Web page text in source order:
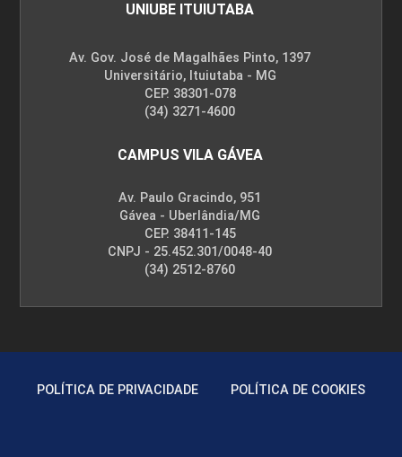
UNIUBE ITUIUTABA
Av. Gov. José de Magalhães Pinto, 1397
Universitário, Ituiutaba - MG
CEP. 38301-078
(34) 3271-4600
CAMPUS VILA GÁVEA
Av. Paulo Gracindo, 951
Gávea - Uberlândia/MG
CEP. 38411-145
CNPJ - 25.452.301/0048-40
(34) 2512-8760
POLÍTICA DE PRIVACIDADE POLÍTICA DE COOKIES